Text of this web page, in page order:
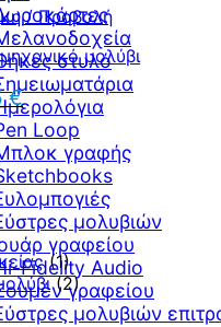
στυλό
Loop
γραφής
μολυβιών
γραφείου
Fidelity Audio
γραφείου
μολυβιών
/ Προβολή
μολύβι
€Η
τρέχουσα
τιμή
είναι:
40,85 €.
(1)
(2)